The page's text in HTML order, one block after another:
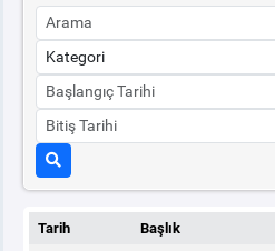
BT HİZMET YÖNETİM
Tarih Başlık